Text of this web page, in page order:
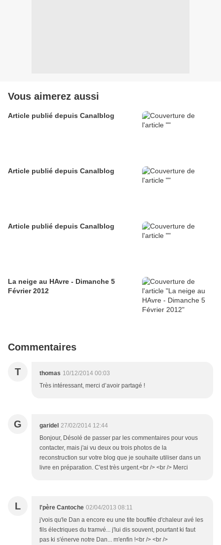
Vous aimerez aussi
Article publié depuis Canalblog
Article publié depuis Canalblog
Article publié depuis Canalblog
La neige au HAvre - Dimanche 5
Février 2012
Commentaires
T thomas 10/12/2014 00:03
Très intéressant, merci d’avoir partagé !
G garidel 27/02/2014 12:44
Bonjour, Désolé de passer par les commentaires pour vous
contacter, mais j'ai vu deux ou trois photos de la
reconstruction sur votre blog que je souhaite utiliser dans un
livre en préparation. C'est très urgent.<br /> <br /> Merci
L l'père Cantoche 02/04/2013 08:11
j'vois qu'le Dan a encore eu une tite bouffée d'chaleur avé les
fils électriques du tramvé... j'lui dis souvent, pourtant ki faut
pas ki s'énerve notre Dan... m'enfin !<br /> <br />